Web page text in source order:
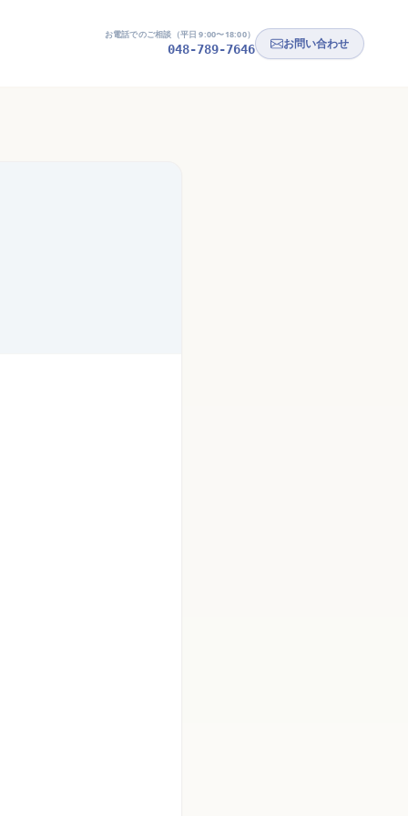
お電話でのご相談（平日 9:00〜18:00）
048-789-7646 お問い合わせ